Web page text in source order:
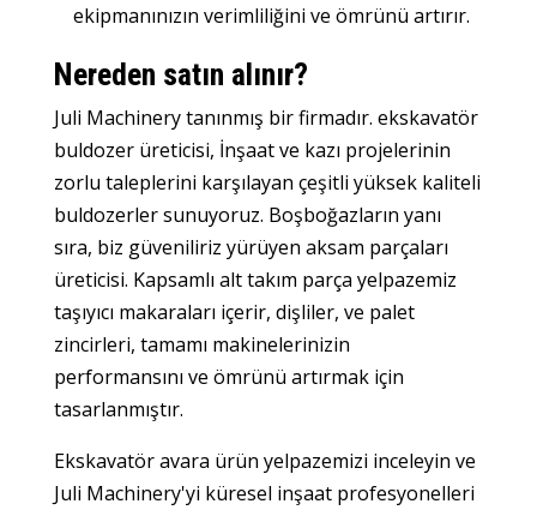
ekipmanınızın verimliliğini ve ömrünü artırır.
Nereden satın alınır?
Juli Machinery tanınmış bir firmadır. ekskavatör
buldozer üreticisi, İnşaat ve kazı projelerinin
zorlu taleplerini karşılayan çeşitli yüksek kaliteli
buldozerler sunuyoruz. Boşboğazların yanı
sıra, biz güveniliriz yürüyen aksam parçaları
üreticisi. Kapsamlı alt takım parça yelpazemiz
taşıyıcı makaraları içerir, dişliler, ve palet
zincirleri, tamamı makinelerinizin
performansını ve ömrünü artırmak için
tasarlanmıştır.
Ekskavatör avara ürün yelpazemizi inceleyin ve
Juli Machinery'yi küresel inşaat profesyonelleri